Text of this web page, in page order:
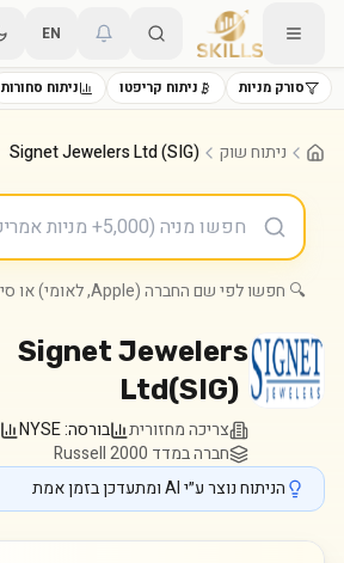
EN
סורק מניות ניתוח קריפטו ניתוח סחורות
ניתוח שוק Signet Jewelers Ltd (SIG)
🔍 חפשו לפי שם החברה (Apple, לאומי) או סימול (AAPL, LUMI.TA)
Signet Jewelers
Ltd(SIG)
צריכה מחזורית בורסה:NYSE
חברה במדד Russell 2000
הניתוח נוצר ע״י AI ומתעדכן בזמן אמת